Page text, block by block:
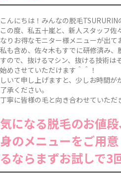
こんにちは！みんなの脱毛TSURURIN
この度、私五十嵐と、新人スタッフ
なりお得なモニター様メニューが出て
私も含め、佐々木もすでに研修済み
すので、抜けるマシン、抜ける技術は
始めさせていただけます＾＾！
しいて申し上げますと、少しお時間
了承ください。
丁寧に皆様の毛と向き合わせていただ
気になる脱毛のお値
身のメニューをご用
るならまずお試しで3